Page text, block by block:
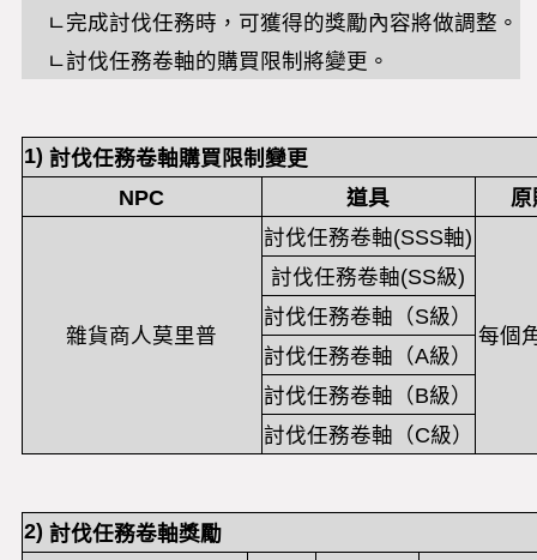
ㄴ完成討伐任務時，可獲得的獎勵內容將做調整。
ㄴ討伐任務卷軸的購買限制將變更。
1) 討伐任務卷軸購買限制變更
NPC
道具
雜貨商人莫里普
討伐任務卷軸(SSS軸)
每個
討伐任務卷軸(SS級)
討伐任務卷軸（S級）
討伐任務卷軸（A級）
討伐任務卷軸（B級）
討伐任務卷軸（C級）
2) 討伐任務卷軸獎勵